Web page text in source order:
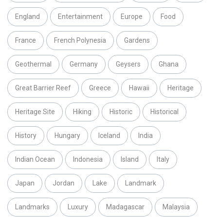
England Entertainment Europe Food
France French Polynesia Gardens
Geothermal Germany Geysers Ghana
Great Barrier Reef Greece Hawaii Heritage
Heritage Site Hiking Historic Historical
History Hungary Iceland India
Indian Ocean Indonesia Island Italy
Japan Jordan Lake Landmark
Landmarks Luxury Madagascar Malaysia